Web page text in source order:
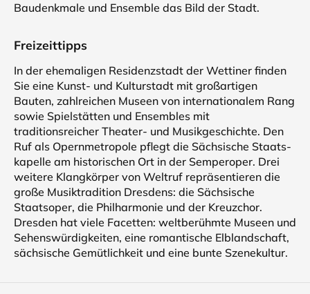
Baudenkmale und Ensemble das Bild der Stadt.
Freizeittipps
In der ehemaligen Residenzstadt der Wettiner finden
Sie eine Kunst- und Kulturstadt mit großartigen
Bauten, zahlreichen Museen von internationalem Rang
sowie Spielstätten und Ensembles mit
traditionsreicher Theater- und Musikgeschichte. Den
Ruf als Opernmetropole pflegt die Sächsische Staats-
kapelle am historischen Ort in der Semperoper. Drei
weitere Klangkörper von Weltruf repräsentieren die
große Musiktradition Dresdens: die Sächsische
Staatsoper, die Philharmonie und der Kreuzchor.
Dresden hat viele Facetten: weltberühmte Museen und
Sehenswürdigkeiten, eine romantische Elblandschaft,
sächsische Gemütlichkeit und eine bunte Szenekultur.